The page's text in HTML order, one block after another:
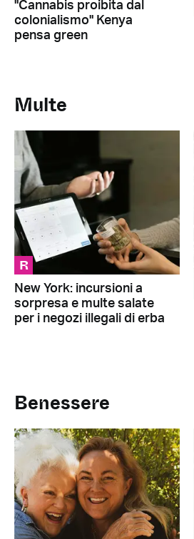
"Cannabis proibita dal
colonialismo" Kenya
pensa green
Multe
R
New York: incursioni a
sorpresa e multe salate
per i negozi illegali di erba
Benessere